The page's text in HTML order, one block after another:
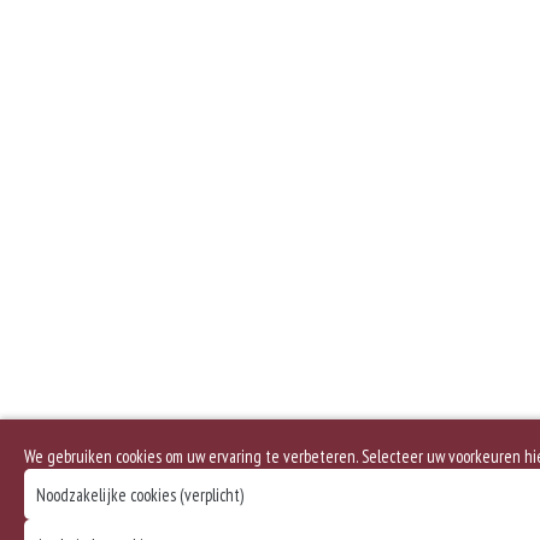
We gebruiken cookies om uw ervaring te verbeteren. Selecteer uw voorkeuren
Noodzakelijke cookies (verplicht)